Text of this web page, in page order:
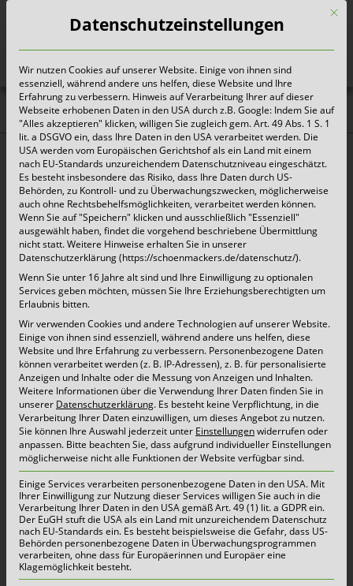
Heute für morgen sorgen
Aktuelles |
Pressemitteilungen
Schermbeck führt „Gelbe Tonnen“ ein.
Schermbecker Grundstückseigentümer
müssen handeln
19. Oktober 2018 |Aktuelles
Zum Jahreswechsel werden in der Kommune
Schermbeck „Gelbe Tonnen“ eingeführt. Das in
Deutschland etablierte Entsorgungssystem für
Leichtverpackungen kommt ab Anfang Januar
2019 in Schermbeck zum Einsatz.
Grundstückseigentümer können „Gelbe Tonnen“
ab dem 20.10.2018 bei dem Entsorger
Schönmackers über die MüllALARM App, über
die Website www.schoenmackers.de oder
telefonisch unter der kostenfreien Service-
Nummer 0800/88 84 373 beantragen. […]
Mit
Datenschutzeinstellungen
Wir nutzen Cookies auf unserer Website. Einige von ihnen sind
essenziell, während andere uns helfen, diese Website und Ihre
Erfahrung zu verbessern. Hinweis auf Verarbeitung Ihrer auf dieser
Webseite erhobenen Daten in den USA durch z.B. Google: Indem Sie auf
"Alles akzeptieren" klicken, willigen Sie zugleich gem. Art. 49 Abs. 1 S. 1
lit. a DSGVO ein, dass Ihre Daten in den USA verarbeitet werden. Die
USA werden vom Europäischen Gerichtshof als ein Land mit einem
nach EU-Standards unzureichendem Datenschutzniveau eingeschätzt.
Es besteht insbesondere das Risiko, dass Ihre Daten durch US-
Behörden, zu Kontroll- und zu Überwachungszwecken, möglicherweise
auch ohne Rechtsbehelfsmöglichkeiten, verarbeitet werden können.
Wenn Sie auf "Speichern" klicken und ausschließlich "Essenziell"
ausgewählt haben, findet die vorgehend beschriebene Übermittlung
nicht statt. Weitere Hinweise erhalten Sie in unserer
Datenschutzerklärung (https://schoenmackers.de/datenschutz/).
Wenn Sie unter 16 Jahre alt sind und Ihre Einwilligung zu optionalen
Services geben möchten, müssen Sie Ihre Erziehungsberechtigten um
Erlaubnis bitten.
Wir verwenden Cookies und andere Technologien auf unserer Website.
Einige von ihnen sind essenziell, während andere uns helfen, diese
Website und Ihre Erfahrung zu verbessern. Personenbezogene Daten
können verarbeitet werden (z. B. IP-Adressen), z. B. für personalisierte
Anzeigen und Inhalte oder die Messung von Anzeigen und Inhalten.
Weitere Informationen über die Verwendung Ihrer Daten finden Sie in
unserer Datenschutzerklärung. Es besteht keine Verpflichtung, in die
Verarbeitung Ihrer Daten einzuwilligen, um dieses Angebot zu nutzen.
Sie können Ihre Auswahl jederzeit unter Einstellungenwiderrufen oder
anpassen. Bitte beachten Sie, dass aufgrund individueller Einstellungen
möglicherweise nicht alle Funktionen der Website verfügbar sind.
Einige Services verarbeiten personenbezogene Daten in den USA. Mit
Ihrer Einwilligung zur Nutzung dieser Services willigen Sie auch in die
Verarbeitung Ihrer Daten in den USA gemäß Art. 49 (1) lit. a GDPR ein.
Der EuGH stuft die USA als ein Land mit unzureichendem Datenschutz
nach EU-Standards ein. Es besteht beispielsweise die Gefahr, dass US-
Behörden personenbezogene Daten in Überwachungsprogrammen
verarbeiten, ohne dass für Europäerinnen und Europäer eine
Klagemöglichkeit besteht.